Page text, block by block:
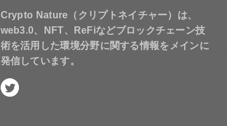
Crypto Nature（クリプトネイチャー）は、
web3.0、NFT、ReFiなどブロックチェーン技
術を活用した環境分野に関する情報をメインに
発信しています。